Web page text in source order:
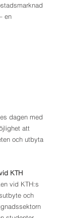
en
dagen med
att
och utbyta
KTH
vid KTH:s
och